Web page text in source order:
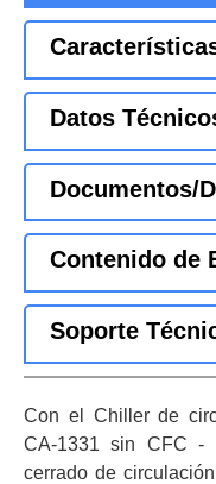
Datos
Documentos/
Contenido de
Soporte
Con el Chiller de
CA-1331 sin CFC -
cerrado de